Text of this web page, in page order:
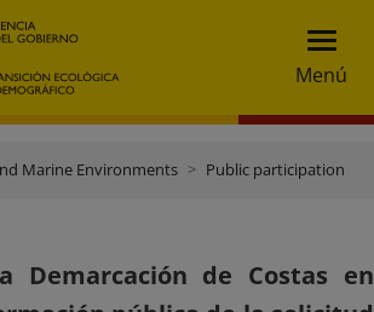
Menú
Marine Environments Public participation
Demarcación de Costas en